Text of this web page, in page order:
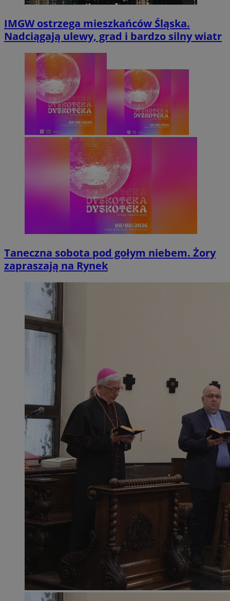
IMGW ostrzega mieszkańców Śląska.
Nadciągają ulewy, grad i bardzo silny wiatr
Taneczna sobota pod gołym niebem. Żory
zapraszają na Rynek